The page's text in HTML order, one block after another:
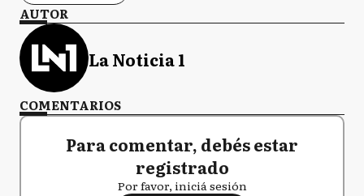
AUTOR
La Noticia 1
COMENTARIOS
Para comentar, debés estar
registrado
Por favor, iniciá sesión